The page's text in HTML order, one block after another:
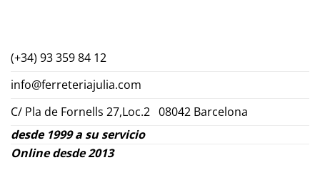
(+34) 93 359 84 12
info@ferreteriajulia.com
C/ Pla de Fornells 27,Loc.2 08042 Barcelona
desde 1999 a su servicio
Online desde 2013